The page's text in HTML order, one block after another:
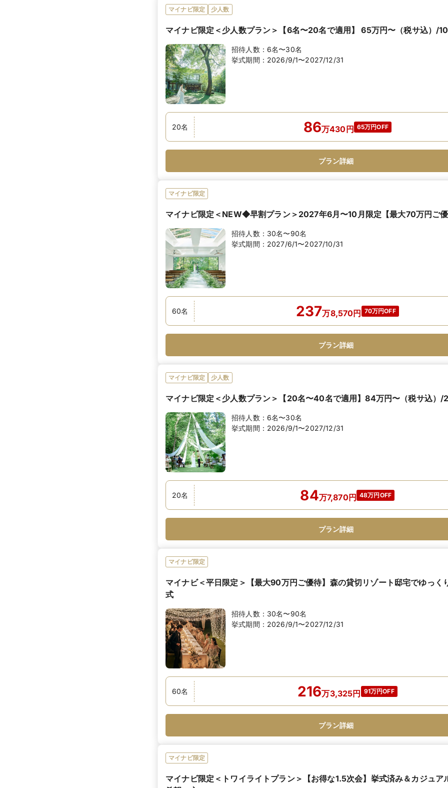
マイナビ限定 少人数
マイナビ限定＜少人数プラン＞【6名〜20名で適用】 65万円〜（税サ込）/
招待人数： 6名〜30名
挙式期間： 2026/9/1〜2027/12/31
20名 86万430円 65万円OFF
プラン詳細
マイナビ限定
マイナビ限定＜NEW◆早割プラン＞2027年6月〜10月限定【最大70万円ご
招待人数： 30名〜90名
挙式期間： 2027/6/1〜2027/10/31
60名 237万8,570円 70万円OFF
プラン詳細
マイナビ限定 少人数
マイナビ限定＜少人数プラン＞【20名〜40名で適用】84万円〜（税サ込）/
招待人数： 6名〜30名
挙式期間： 2026/9/1〜2027/12/31
20名 84万7,870円 48万円OFF
プラン詳細
マイナビ限定
マイナビ＜平日限定＞【最大90万円ご優待】森の貸切リゾート邸宅でゆっく
式
招待人数： 30名〜90名
挙式期間： 2026/9/1〜2027/12/31
60名 216万3,325円 91万円OFF
プラン詳細
マイナビ限定
マイナビ限定＜トワイライトプラン＞【お得な1.5次会】挙式済み＆カジュア